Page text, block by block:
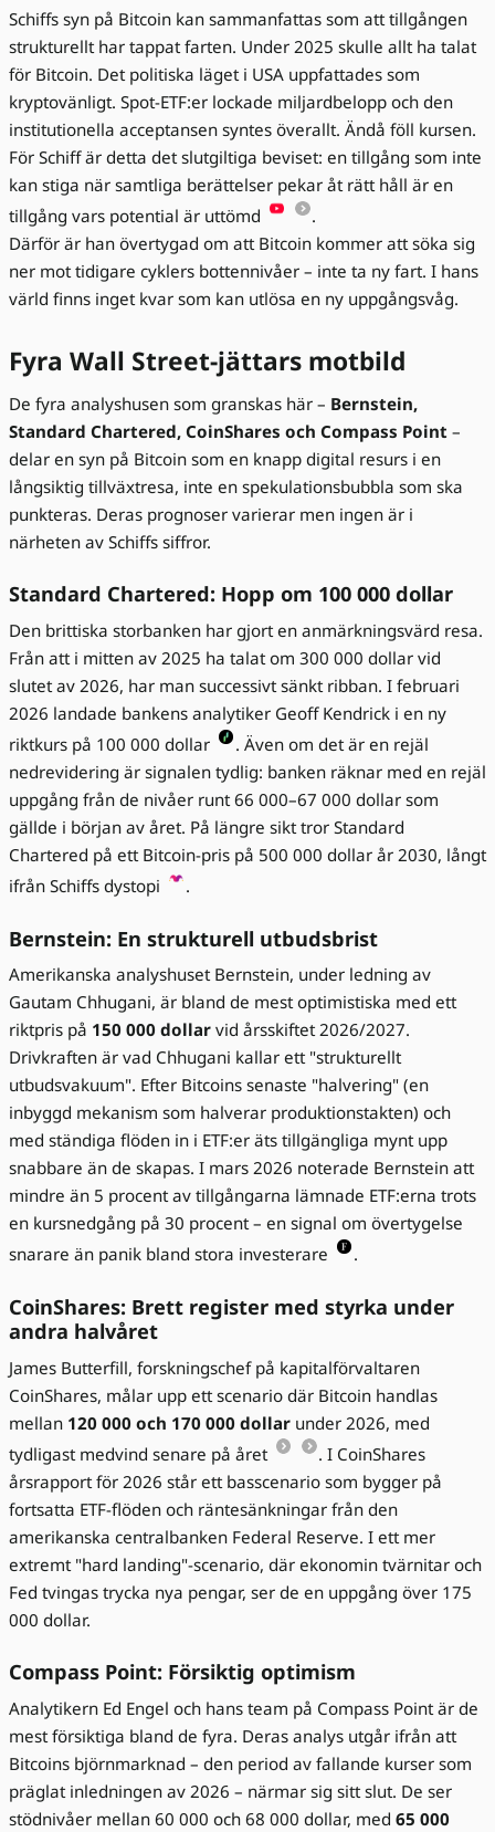
Schiffs syn på Bitcoin kan sammanfattas som att tillgången
strukturellt har tappat farten. Under 2025 skulle allt ha talat
för Bitcoin. Det politiska läget i USA uppfattades som
kryptovänligt. Spot-ETF:er lockade miljardbelopp och den
institutionella acceptansen syntes överallt. Ändå föll kursen.
För Schiff är detta det slutgiltiga beviset: en tillgång som inte
kan stiga när samtliga berättelser pekar åt rätt håll är en
tillgång vars potential är uttömd
.
Därför är han övertygad om att Bitcoin kommer att söka sig
ner mot tidigare cyklers bottennivåer – inte ta ny fart. I hans
värld finns inget kvar som kan utlösa en ny uppgångsvåg.
Fyra Wall Street-jättars motbild
De fyra analyshusen som granskas här – Bernstein,
Standard Chartered, CoinShares och Compass Point –
delar en syn på Bitcoin som en knapp digital resurs i en
långsiktig tillväxtresa, inte en spekulationsbubbla som ska
punkteras. Deras prognoser varierar men ingen är i
närheten av Schiffs siffror.
Standard Chartered: Hopp om 100 000 dollar
Den brittiska storbanken har gjort en anmärkningsvärd resa.
Från att i mitten av 2025 ha talat om 300 000 dollar vid
slutet av 2026, har man successivt sänkt ribban. I februari
2026 landade bankens analytiker Geoff Kendrick i en ny
riktkurs på 100 000 dollar
. Även om det är en rejäl
nedrevidering är signalen tydlig: banken räknar med en rejäl
uppgång från de nivåer runt 66 000–67 000 dollar som
gällde i början av året. På längre sikt tror Standard
Chartered på ett Bitcoin-pris på 500 000 dollar år 2030, långt
ifrån Schiffs dystopi
.
Bernstein: En strukturell utbudsbrist
Amerikanska analyshuset Bernstein, under ledning av
Gautam Chhugani, är bland de mest optimistiska med ett
riktpris på 150 000 dollar vid årsskiftet 2026/2027.
Drivkraften är vad Chhugani kallar ett "strukturellt
utbudsvakuum". Efter Bitcoins senaste "halvering" (en
inbyggd mekanism som halverar produktionstakten) och
med ständiga flöden in i ETF:er äts tillgängliga mynt upp
snabbare än de skapas. I mars 2026 noterade Bernstein att
mindre än 5 procent av tillgångarna lämnade ETF:erna trots
en kursnedgång på 30 procent – en signal om övertygelse
snarare än panik bland stora investerare
.
CoinShares: Brett register med styrka under
andra halvåret
James Butterfill, forskningschef på kapitalförvaltaren
CoinShares, målar upp ett scenario där Bitcoin handlas
mellan 120 000 och 170 000 dollar under 2026, med
tydligast medvind senare på året
. I CoinShares
årsrapport för 2026 står ett basscenario som bygger på
fortsatta ETF-flöden och räntesänkningar från den
amerikanska centralbanken Federal Reserve. I ett mer
extremt "hard landing"-scenario, där ekonomin tvärnitar och
Fed tvingas trycka nya pengar, ser de en uppgång över 175
000 dollar.
Compass Point: Försiktig optimism
Analytikern Ed Engel och hans team på Compass Point är de
mest försiktiga bland de fyra. Deras analys utgår ifrån att
Bitcoins björnmarknad – den period av fallande kurser som
präglat inledningen av 2026 – närmar sig sitt slut. De ser
stödnivåer mellan 60 000 och 68 000 dollar, med 65 000